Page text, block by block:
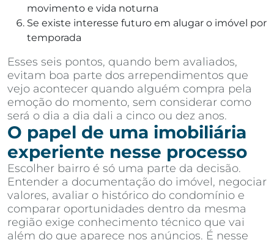
movimento e vida noturna
Se existe interesse futuro em alugar o imóvel por
temporada
Esses seis pontos, quando bem avaliados,
evitam boa parte dos arrependimentos que
vejo acontecer quando alguém compra pela
emoção do momento, sem considerar como
será o dia a dia dali a cinco ou dez anos.
O papel de uma imobiliária
experiente nesse processo
Escolher bairro é só uma parte da decisão.
Entender a documentação do imóvel, negociar
valores, avaliar o histórico do condomínio e
comparar oportunidades dentro da mesma
região exige conhecimento técnico que vai
além do que aparece nos anúncios. É nesse